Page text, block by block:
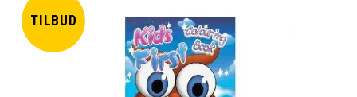
TILBUD